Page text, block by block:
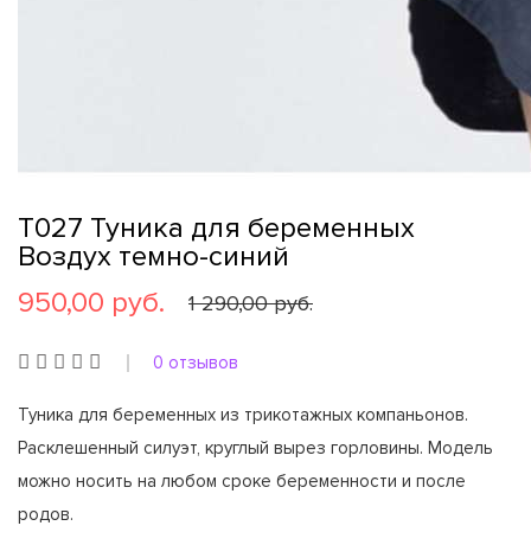
Т027 Туника для беременных
Воздух темно-синий
950,00 руб.
1 290,00 руб.
0 отзывов
Туника для беременных из трикотажных компаньонов.
Расклешенный силуэт, круглый вырез горловины. Модель
можно носить на любом сроке беременности и после
родов.